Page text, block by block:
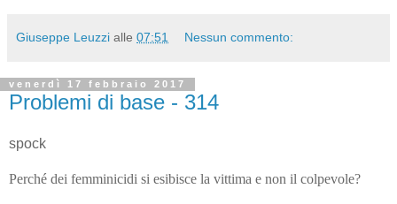
Giuseppe Leuzzi alle 07:51 Nessun commento:
venerdì 17 febbraio 2017
Problemi di base - 314
spock
Perché dei femminicidi si esibisce la vittima e non il colpevole?